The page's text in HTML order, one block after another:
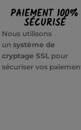
PAIEMENT 100%
SÉCURISÉ
Nous utilisons
un système de
cryptage SSLpour
sécuriser vos